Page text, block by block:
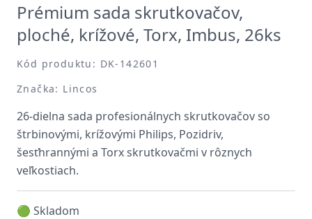
Prémium sada skrutkovačov,
ploché, krížové, Torx, Imbus, 26ks
Kód produktu: DK-142601
Značka: Lincos
26-dielna sada profesionálnych skrutkovačov so
štrbinovými, krížovými Philips, Pozidriv,
šesťhrannými a Torx skrutkovačmi v rôznych
veľkostiach.
🟢 Skladom